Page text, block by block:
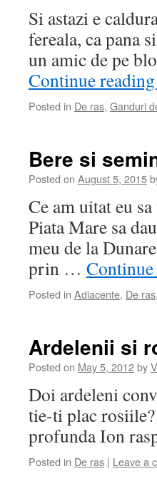
Si astazi e
fereala, ca pana
un amic de pe
Continue reading
Posted in De ras, Ganduri
Bere si
Posted on August 5, 2015
Ce am uitat eu
Piata Mare sa
meu de la
prin …
Posted in Adiacente, De ras,
Ardelenii si
Posted on May 5, 2012by
Doi ardeleni
tie-ti plac
profunda Ion
Posted in De ras | Leave a